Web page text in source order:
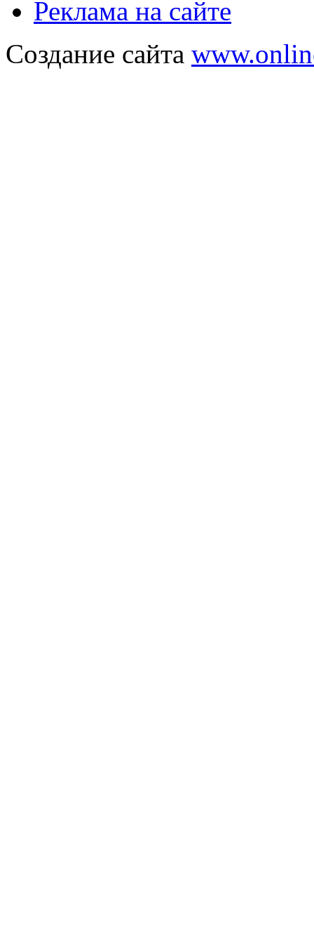
Реклама на сайте
Создание сайта